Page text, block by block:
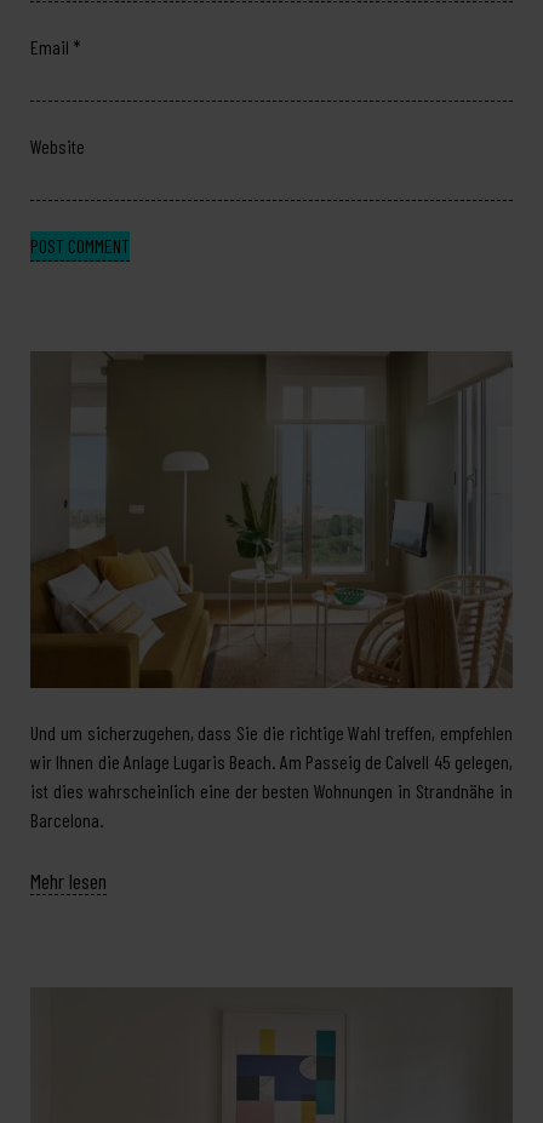
Email *
Website
Und um sicherzugehen, dass Sie die richtige Wahl treffen, empfehlen
wir Ihnen die Anlage Lugaris Beach. Am Passeig de Calvell 45 gelegen,
ist dies wahrscheinlich eine der besten Wohnungen in Strandnähe in
Barcelona.
Mehr lesen